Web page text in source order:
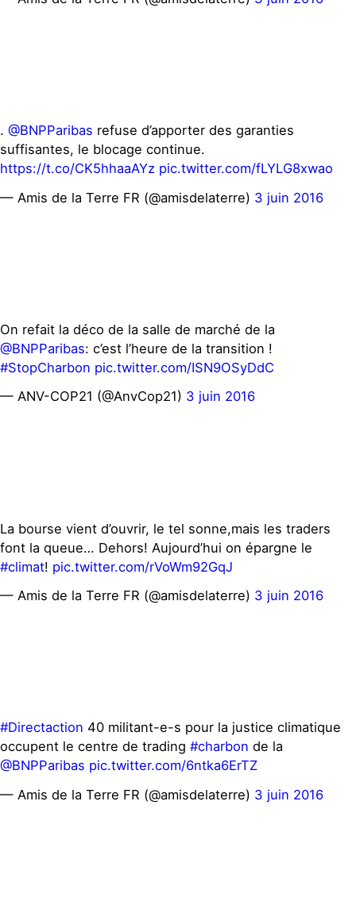
. @BNPParibas refuse d’apporter des garanties
suffisantes, le blocage continue.
https://t.co/CK5hhaaAYz pic.twitter.com/fLYLG8xwao
— Amis de la Terre FR (@amisdelaterre) 3 juin 2016
On refait la déco de la salle de marché de la
@BNPParibas: c’est l’heure de la transition !
#StopCharbon pic.twitter.com/ISN9OSyDdC
— ANV-COP21 (@AnvCop21) 3 juin 2016
La bourse vient d’ouvrir, le tel sonne,mais les traders
font la queue… Dehors! Aujourd’hui on épargne le
#climat! pic.twitter.com/rVoWm92GqJ
— Amis de la Terre FR (@amisdelaterre) 3 juin 2016
#Directaction 40 militant-e-s pour la justice climatique
occupent le centre de trading #charbon de la
@BNPParibas pic.twitter.com/6ntka6ErTZ
— Amis de la Terre FR (@amisdelaterre) 3 juin 2016